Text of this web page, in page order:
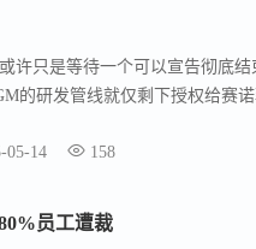
许只是等待一个可以宣告彻底
的研发管线就仅剩下授权给赛
05-14 158
员工遭裁